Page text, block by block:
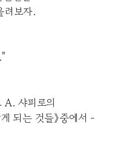
려보자.
A. 샤피로의
되는 것들》중에서 -